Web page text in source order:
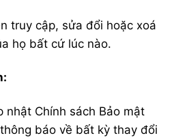
truy cập, sửa đổi hoặc xoá
họ bất cứ lúc nào.
nhật Chính sách Bảo mật
báo về bất kỳ thay đổi